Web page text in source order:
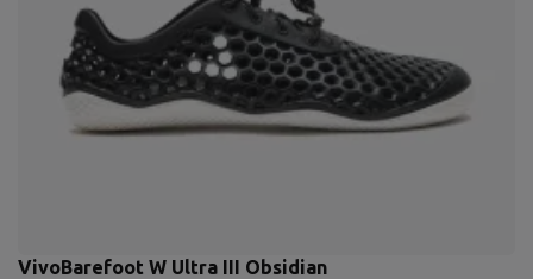
VivoBarefoot W Ultra III Obsidian